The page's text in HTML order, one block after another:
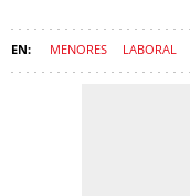
MENORES LABORAL